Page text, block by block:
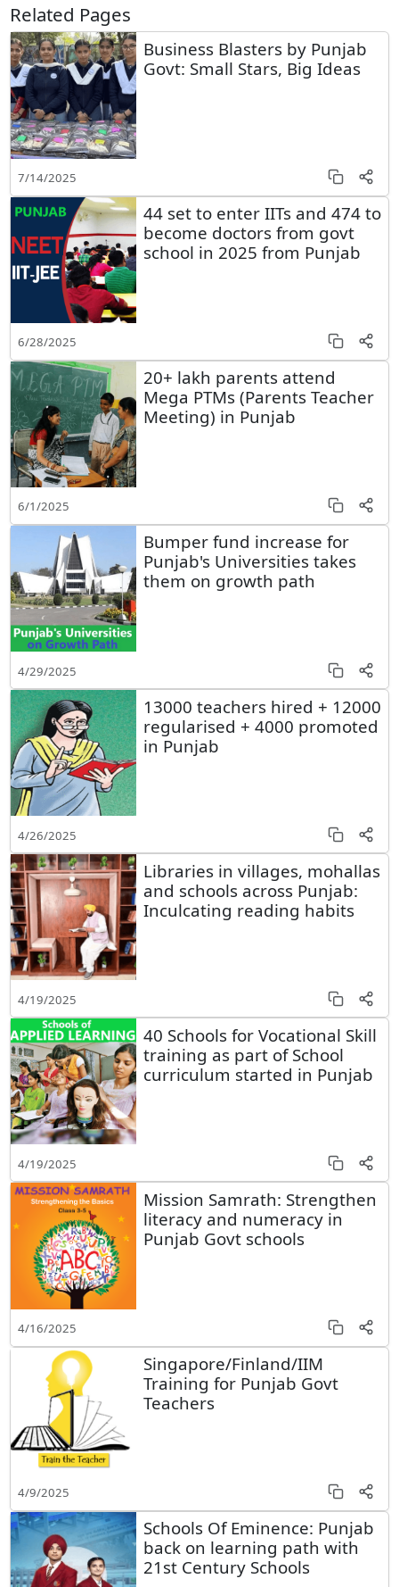
Related Pages
Business Blasters by Punjab
Govt: Small Stars, Big Ideas
7/14/2025
44 set to enter IITs and 474 to
become doctors from govt
school in 2025 from Punjab
6/28/2025
20+ lakh parents attend
Mega PTMs (Parents Teacher
Meeting) in Punjab
6/1/2025
Bumper fund increase for
Punjab's Universities takes
them on growth path
4/29/2025
13000 teachers hired + 12000
regularised + 4000 promoted
in Punjab
4/26/2025
Libraries in villages, mohallas
and schools across Punjab:
Inculcating reading habits
4/19/2025
40 Schools for Vocational Skill
training as part of School
curriculum started in Punjab
4/19/2025
Mission Samrath: Strengthen
literacy and numeracy in
Punjab Govt schools
4/16/2025
Singapore/Finland/IIM
Training for Punjab Govt
Teachers
4/9/2025
Schools Of Eminence: Punjab
back on learning path with
21st Century Schools